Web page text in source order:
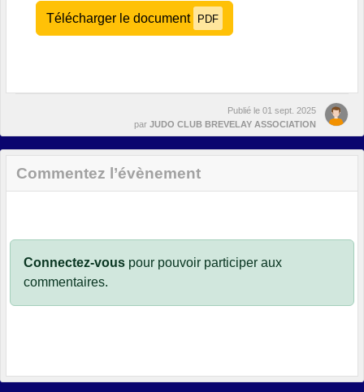
Télécharger le document PDF
Publié le 01 sept. 2025
par JUDO CLUB BREVELAY ASSOCIATION
Commentez l’évènement
Connectez-vous pour pouvoir participer aux
commentaires.